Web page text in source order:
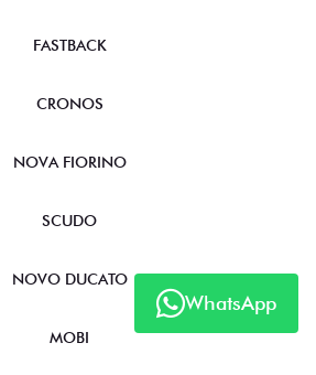
WhatsApp
FASTBACK
CRONOS
NOVA FIORINO
SCUDO
NOVO DUCATO
MOBI